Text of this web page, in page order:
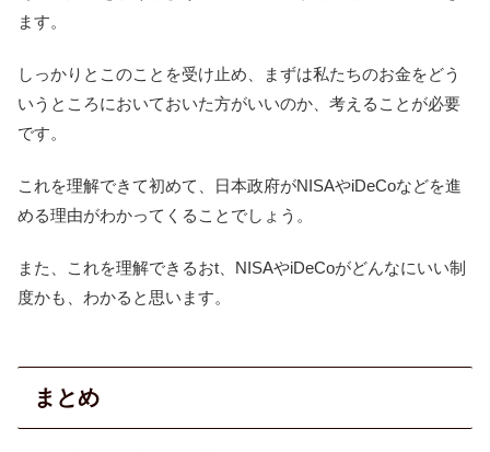
ます。
しっかりとこのことを受け止め、まずは私たちのお金をどう
いうところにおいておいた方がいいのか、考えることが必要
です。
これを理解できて初めて、日本政府がNISAやiDeCoなどを進
める理由がわかってくることでしょう。
また、これを理解できるおt、NISAやiDeCoがどんなにいい制
度かも、わかると思います。
まとめ